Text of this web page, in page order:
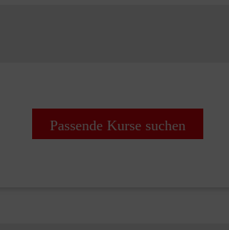
Passende Kurse suchen